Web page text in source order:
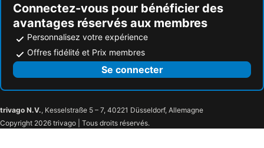
Connectez-vous pour bénéficier des
avantages réservés aux membres
Personnalisez votre expérience
Offres fidélité et Prix membres
Se connecter
trivago N.V., Kesselstraße 5 – 7, 40221 Düsseldorf, Allemagne
Copyright 2026 trivago | Tous droits réservés.